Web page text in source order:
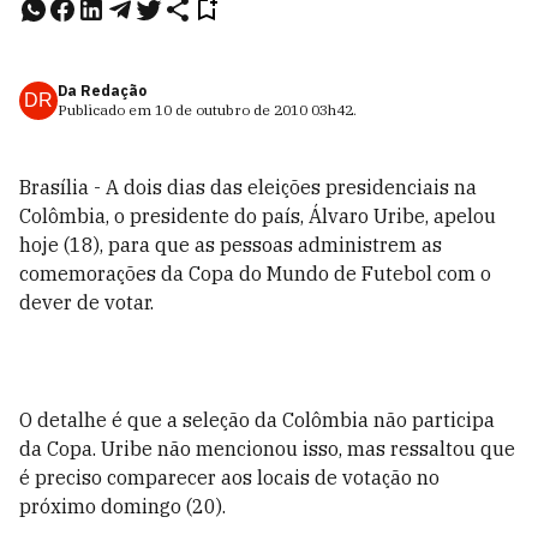
DR Da Redação
Publicado em 10 de outubro de 2010 03h42.
Brasília - A dois dias das eleições presidenciais na
Colômbia, o presidente do país, Álvaro Uribe, apelou
hoje (18), para que as pessoas administrem as
comemorações da Copa do Mundo de Futebol com o
dever de votar.
O detalhe é que a seleção da Colômbia não participa
da Copa. Uribe não mencionou isso, mas ressaltou que
é preciso comparecer aos locais de votação no
próximo domingo (20).